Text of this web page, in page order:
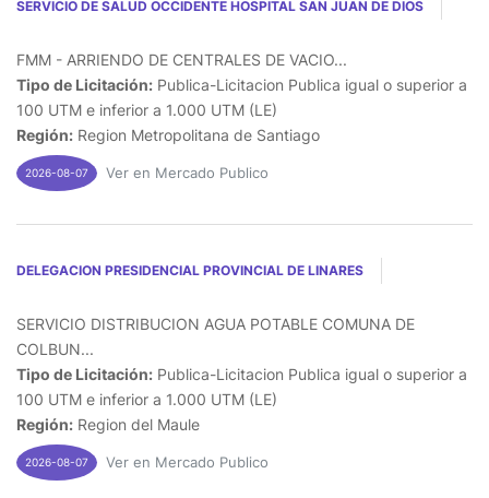
SERVICIO DE SALUD OCCIDENTE HOSPITAL SAN JUAN DE DIOS
FMM - ARRIENDO DE CENTRALES DE VACIO...
Tipo de Licitación: Publica-Licitacion Publica igual o superior a
100 UTM e inferior a 1.000 UTM (LE)
Región: Region Metropolitana de Santiago
2026-08-07 Ver en Mercado Publico
DELEGACION PRESIDENCIAL PROVINCIAL DE LINARES
SERVICIO DISTRIBUCION AGUA POTABLE COMUNA DE
COLBUN...
Tipo de Licitación: Publica-Licitacion Publica igual o superior a
100 UTM e inferior a 1.000 UTM (LE)
Región: Region del Maule
2026-08-07 Ver en Mercado Publico